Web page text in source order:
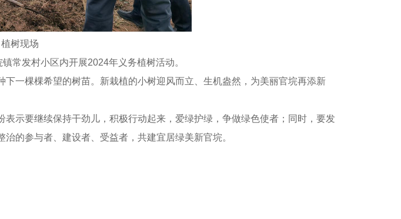
树现场
常发村小区内开展2024年义务植树活动。
一棵棵希望的树苗。新栽植的小树迎风而立、生机盎然，为美丽官垸再添新
示要继续保持干劲儿，积极行动起来，爱绿护绿，争做绿色使者；同时，要发
的参与者、建设者、受益者，共建宜居绿美新官垸。